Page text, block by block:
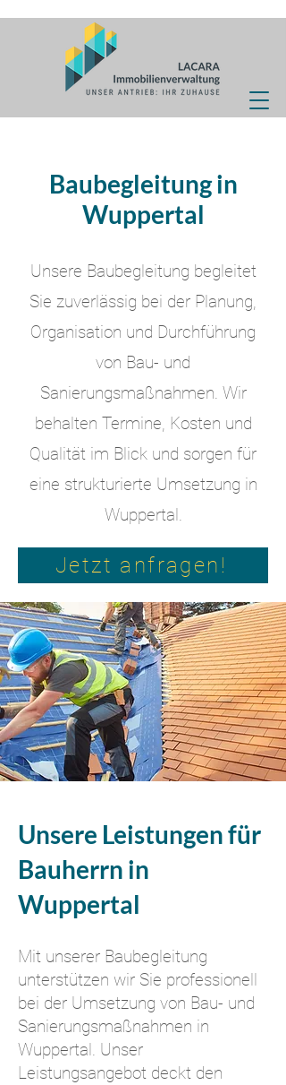
Baubegleitung in
Wuppertal
Unsere Baubegleitung begleitet
Sie zuverlässig bei der Planung,
Organisation und Durchführung
von Bau- und
Sanierungsmaßnahmen. Wir
behalten Termine, Kosten und
Qualität im Blick und sorgen für
eine strukturierte Umsetzung in
Wuppertal.
Jetzt anfragen!
Unsere Leistungen für
Bauherrn in
Wuppertal
Mit unserer Baubegleitung
unterstützen wir Sie professionell
bei der Umsetzung von Bau- und
Sanierungsmaßnahmen in
Wuppertal. Unser
Leistungsangebot deckt den